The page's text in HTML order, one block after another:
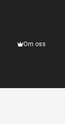
Om oss